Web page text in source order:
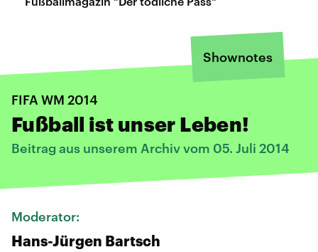
Shownotes
FIFA WM 2014
Fußball ist unser Leben!
Beitrag aus unserem Archiv vom 05. Juli 2014
Moderator:
Hans-Jürgen Bartsch